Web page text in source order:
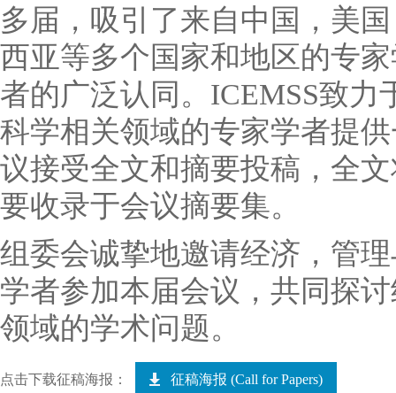
多届，吸引了来自中国，美
西亚等多个国家和地区的专
者的广泛认同。ICEMSS致
科学相关领域的专家学者提
议接受全文和摘要投稿，全
要收录于会议摘要集。
组委会诚挚地邀请经济，管
学者参加本届会议，共同探
领域的学术问题。
点击下载征稿海报： 征稿海报 (Call for Papers)